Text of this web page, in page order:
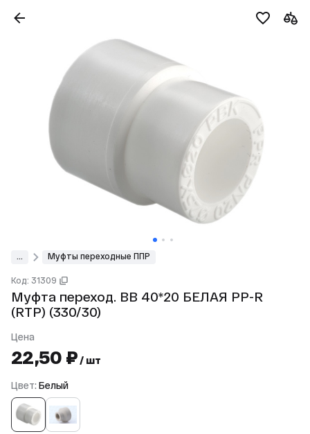
Муфты переходные ППР
Код: 31309
Муфта переход. ВВ 40*20 БЕЛАЯ PP-R
(RTP) (330/30)
Цена
22,50 ₽ / шт
Цвет: Белый